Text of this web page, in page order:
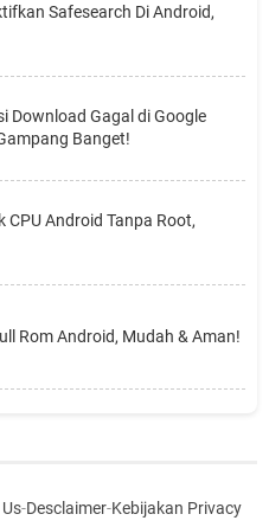
Safesearch Di Android,
Download Gagal di Google
Banget!
CPU Android Tanpa Root,
Rom Android, Mudah & Aman!
-Desclaimer-Kebijakan Privacy